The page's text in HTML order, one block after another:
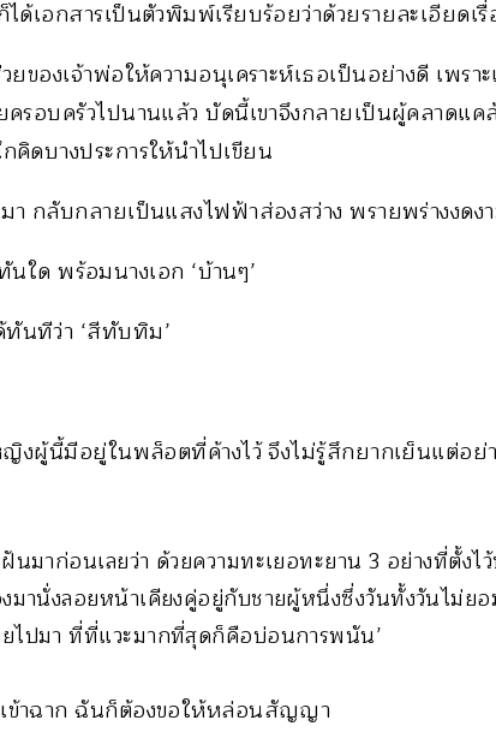
เอกสารเป็นตัวพิมพ์เรียบร้อยว่าด้วยรายละเอียดเ
ของเจ้าพ่อให้ความอนุเคราะห์เธอเป็นอย่างดี เพราะ
รอบครัวไปนานแล้ว บัดนี้เขาจึงกลายเป็นผู้คลาดแค
ดบางประการให้นำไปเขียน
กลับกลายเป็นแสงไฟฟ้าส่องสว่าง พรายพร่างงดง
นใด พร้อมนางเอก ‘บ้านๆ’
นทีว่า ‘สีทับทิม’
ญิงผู้นี้มีอยู่ในพล็อตที่ค้างไว้ จึงไม่รู้สึกยากเย็นแต่อย่
นมาก่อนเลยว่า ด้วยความทะเยอทะยาน 3 อย่างที่ตั้งไ
มานั่งลอยหน้าเคียงคู่อยู่กับชายผู้หนึ่งซึ่งวันทั้งวันไม่ย
ไปมา ที่ที่แวะมากที่สุดก็คือบ่อนการพนัน’
าฉาก ฉันก็ต้องขอให้หล่อนสัญญา